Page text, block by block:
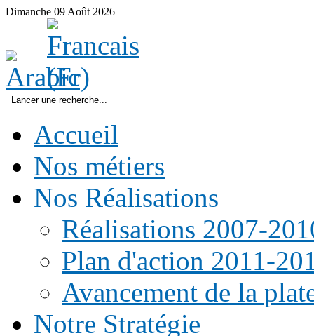
Dimanche 09 Août 2026
Accueil
Nos métiers
Nos Réalisations
Réalisations 2007-
Plan d'action 2011-
Avancement de la
Notre Stratégie